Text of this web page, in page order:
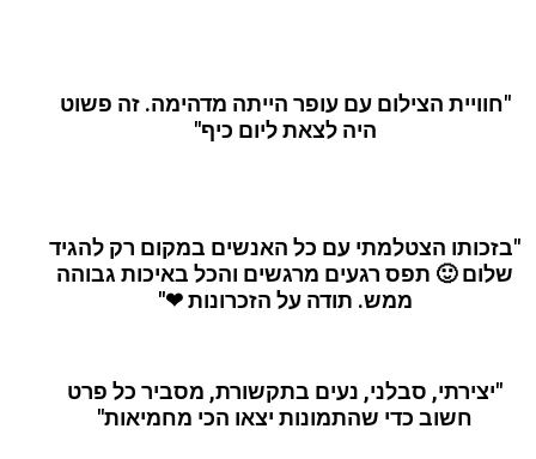
"חוויית הצילום עם עופר הייתה מדהימה. זה פשוט
היה לצאת ליום כיף"
"בזכותו הצטלמתי עם כל האנשים במקום רק להגיד
שלום 🙂 תפס רגעים מרגשים והכל באיכות גבוהה
ממש. תודה על הזכרונות ❤"
"יצירתי, סבלני, נעים בתקשורת, מסביר כל פרט
חשוב כדי שהתמונות יצאו הכי מחמיאות"